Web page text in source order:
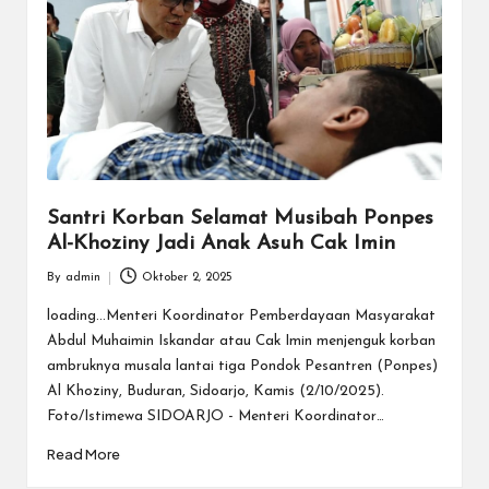
Santri Korban Selamat Musibah Ponpes
Al-Khoziny Jadi Anak Asuh Cak Imin
by
By admin Oktober 2, 2025
loading...Menteri Koordinator Pemberdayaan Masyarakat
Abdul Muhaimin Iskandar atau Cak Imin menjenguk korban
ambruknya musala lantai tiga Pondok Pesantren (Ponpes)
Al Khoziny, Buduran, Sidoarjo, Kamis (2/10/2025).
Foto/Istimewa SIDOARJO - Menteri Koordinator…
Read More